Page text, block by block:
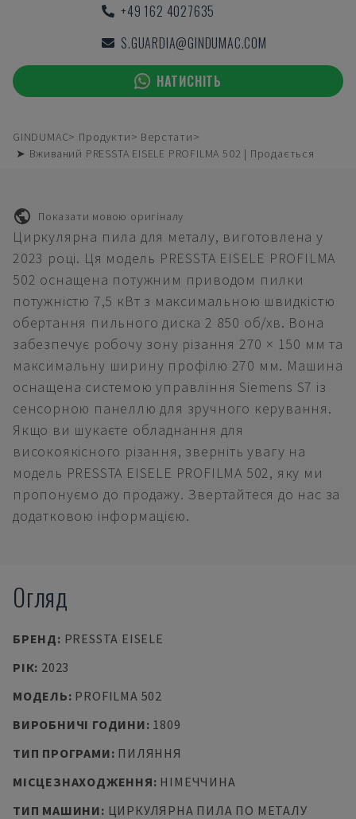
+49 162 4027635
S.GUARDIA@GINDUMAC.COM
НАТИСНІТЬ
GINDUMAC Продукти
Верстати
➤ Вживаний PRESSTA EISELE PROFILMA 502 | Продається
Показати мовою оригіналу
Циркулярна пила для металу, виготовлена у
2023 році. Ця модель PRESSTA EISELE PROFILMA
502 оснащена потужним приводом пилки
потужністю 7,5 кВт з максимальною швидкістю
обертання пильного диска 2 850 об/хв. Вона
забезпечує робочу зону різання 270 × 150 мм та
максимальну ширину профілю 270 мм. Машина
оснащена системою управління Siemens S7 із
сенсорною панеллю для зручного керування.
Якщо ви шукаєте обладнання для
високоякісного різання, зверніть увагу на
модель PRESSTA EISELE PROFILMA 502, яку ми
пропонуємо до продажу. Звертайтеся до нас за
додатковою інформацією.
Огляд
БРЕНД: PRESSTA EISELE
РІК: 2023
МОДЕЛЬ: PROFILMA 502
ВИРОБНИЧІ ГОДИНИ: 1809
ТИП ПРОГРАМИ: ПИЛЯННЯ
МІСЦЕЗНАХОДЖЕННЯ: НІМЕЧЧИНА
ТИП МАШИНИ: ЦИРКУЛЯРНА ПИЛА ПО МЕТАЛУ